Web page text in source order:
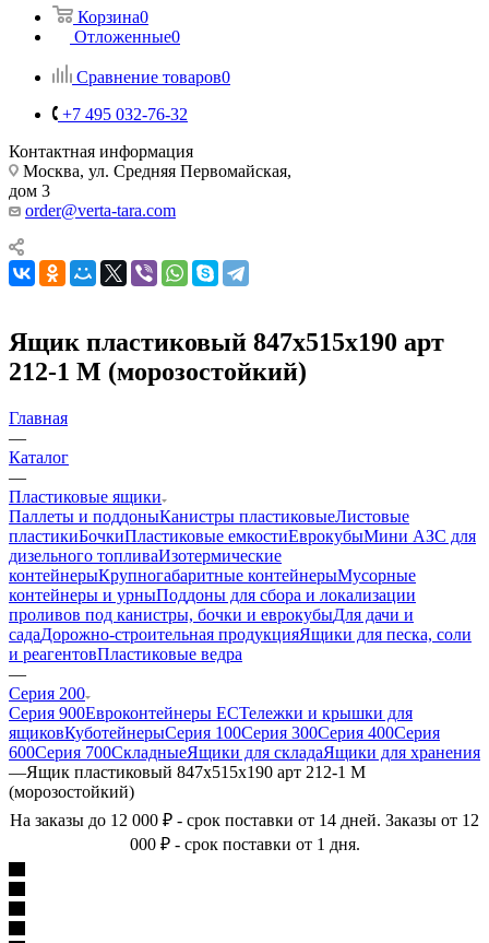
Корзина0
Отложенные0
Сравнение товаров0
+7 495 032-76-32
Контактная информация
Москва, ул. Средняя Первомайская,
дом 3
order@verta-tara.com
Ящик пластиковый 847х515х190 арт
212-1 М (морозостойкий)
Главная
—
Каталог
—
Пластиковые ящики
Паллеты и поддоныКанистры пластиковыеЛистовые
пластикиБочкиПластиковые емкостиЕврокубыМини АЗС для
дизельного топливаИзотермические
контейнерыКрупногабаритные контейнерыМусорные
контейнеры и урныПоддоны для сбора и локализации
проливов под канистры, бочки и еврокубыДля дачи и
садаДорожно-строительная продукцияЯщики для песка, соли
и реагентовПластиковые ведра
—
Серия 200
Серия 900Евроконтейнеры ЕСТележки и крышки для
ящиковКуботейнерыСерия 100Серия 300Серия 400Серия
600Серия 700СкладныеЯщики для складаЯщики для хранения
—Ящик пластиковый 847х515х190 арт 212-1 М
(морозостойкий)
На заказы до 12 000 ₽ - срок поставки от 14 дней. Заказы от 12
000 ₽ - срок поставки от 1 дня.